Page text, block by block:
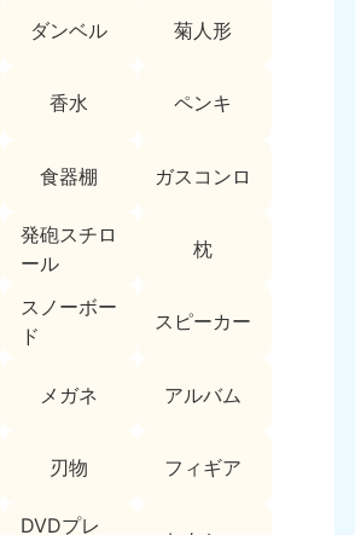
ダンベル 菊人形
香水 ペンキ
食器棚 ガスコンロ
発砲スチロ
ール
枕
スノーボー
ド
スピーカー
メガネ アルバム
刃物 フィギア
DVDプレ
無休
050-1881-5261
9:00〜19:00 年中無休
山梨県
無休
近畿
無休 9:00〜19:00 年中無休
三重県
050-1881-5254